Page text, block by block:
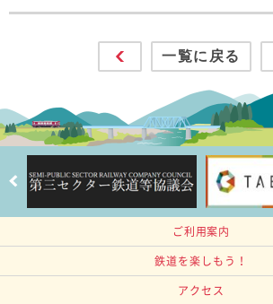
一覧に戻る
ご利用案内
鉄道を楽しもう！
アクセス